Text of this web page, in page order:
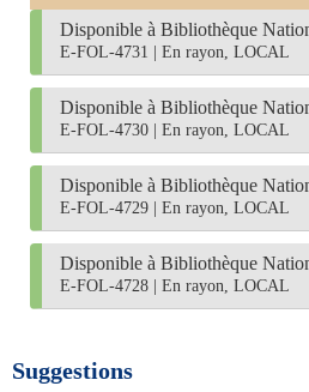
Disponible à Bibliothèque
E-FOL-4731 | En rayon, LOCAL
Disponible à Bibliothèque
E-FOL-4730 | En rayon, LOCAL
Disponible à Bibliothèque
E-FOL-4729 | En rayon, LOCAL
Disponible à Bibliothèque
E-FOL-4728 | En rayon, LOCAL
Suggestions